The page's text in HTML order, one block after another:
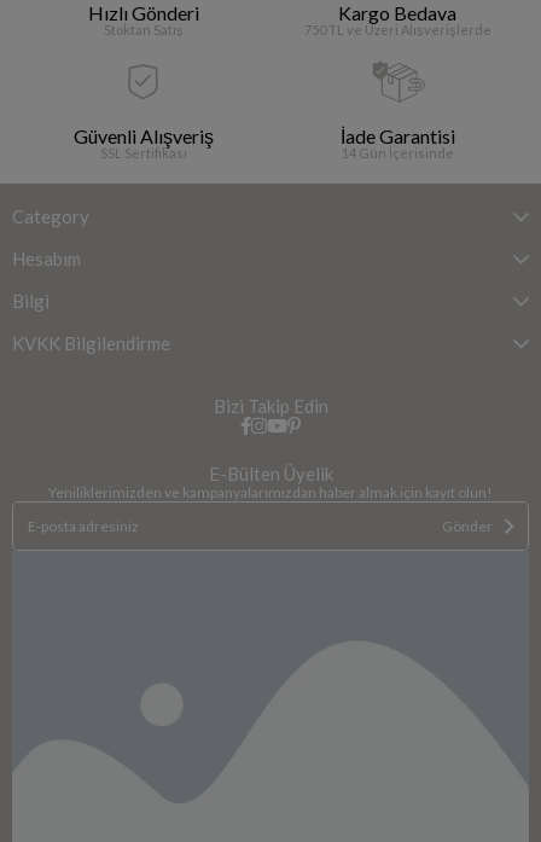
Hızlı Gönderi
Stoktan Satış
Kargo Bedava
750 TL ve Üzeri Alışverişlerde
Güvenli Alışveriş
SSL Sertifikası
İade Garantisi
14 Gün İçerisinde
Category
Hesabım
Bilgi
KVKK Bilgilendirme
Bizi Takip Edin
E-Bülten Üyelik
Yeniliklerimizden ve kampanyalarımızdan haber almak için kayıt olun!
Gönder